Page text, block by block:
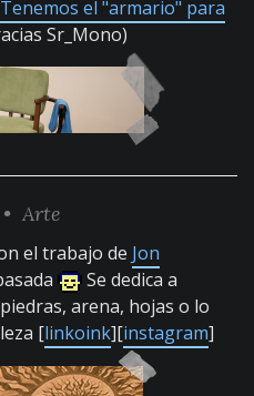
Tenemos el "armario" para
Sr_Mono)
Arte
el trabajo de Jon
Se dedica a
arena, hojas o lo
[linkoink][instagram]